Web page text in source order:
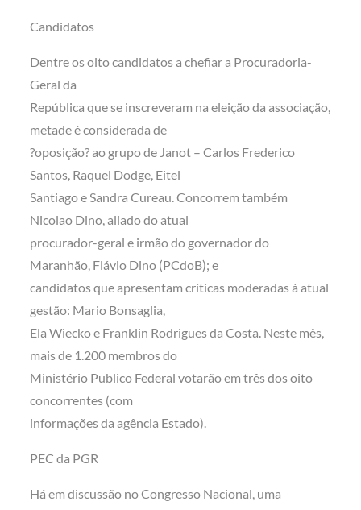
Candidatos
Dentre os oito candidatos a chefiar a Procuradoria-
Geral da
República que se inscreveram na eleição da associação,
metade é considerada de
?oposição? ao grupo de Janot – Carlos Frederico
Santos, Raquel Dodge, Eitel
Santiago e Sandra Cureau. Concorrem também
Nicolao Dino, aliado do atual
procurador-geral e irmão do governador do
Maranhão, Flávio Dino (PCdoB); e
candidatos que apresentam críticas moderadas à atual
gestão: Mario Bonsaglia,
Ela Wiecko e Franklin Rodrigues da Costa. Neste mês,
mais de 1.200 membros do
Ministério Publico Federal votarão em três dos oito
concorrentes (com
informações da agência Estado).
PEC da PGR
Há em discussão no Congresso Nacional, uma